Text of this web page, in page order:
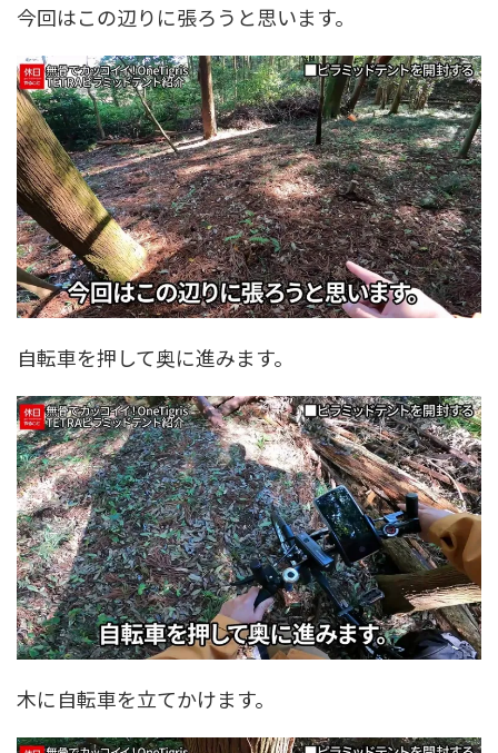
今回はこの辺りに張ろうと思います。
自転車を押して奥に進みます。
木に自転車を立てかけます。